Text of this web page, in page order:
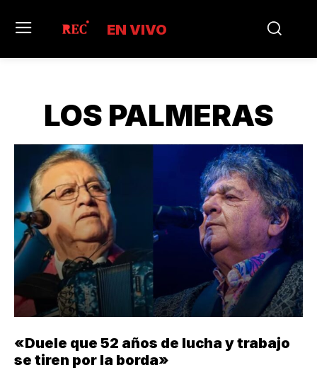
EN VIVO
LOS PALMERAS
«Duele que 52 años de lucha y trabajo
se tiren por la borda»